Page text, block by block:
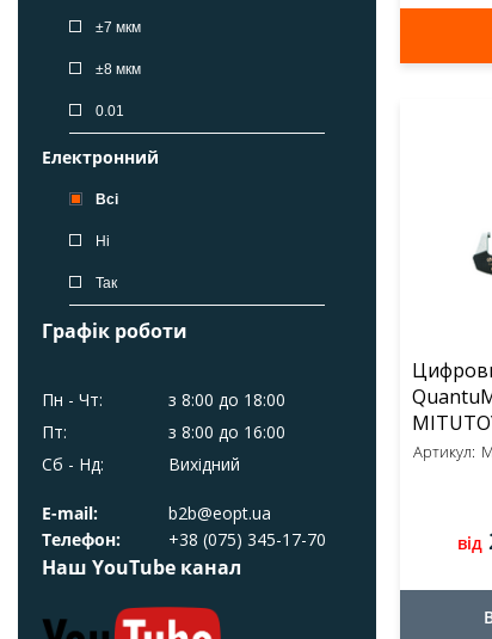
±7 мкм
±8 мкм
0.01
Електронний
Всі
Ні
Так
Виведення даних
Діапазон вимірювання, дюйм
Всі
1 - 2"
Графік роботи
Пн - Чт:
Пт:
Сб - Нд:
з 8:00 до 18:00
з 8:00 до 16:00
Вихідний
E-mail:
b2b@eopt.ua
Телефон:
+38 (075) 345-17-70
Наш YouTube канал
Артикул:
від